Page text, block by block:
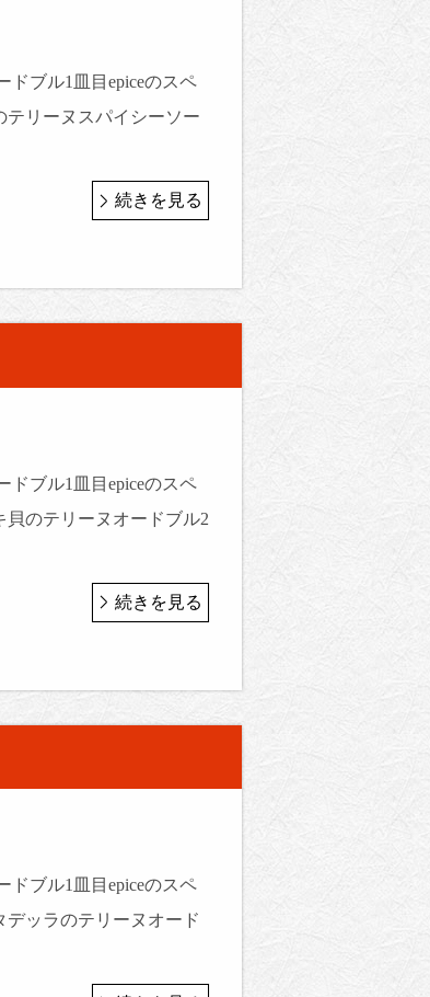
ドブル1皿目epiceのスペ
テリーヌスパイシーソー
続きを見る
ドブル1皿目epiceのスペ
貝のテリーヌオードブル2
続きを見る
ドブル1皿目epiceのスペ
デッラのテリーヌオード